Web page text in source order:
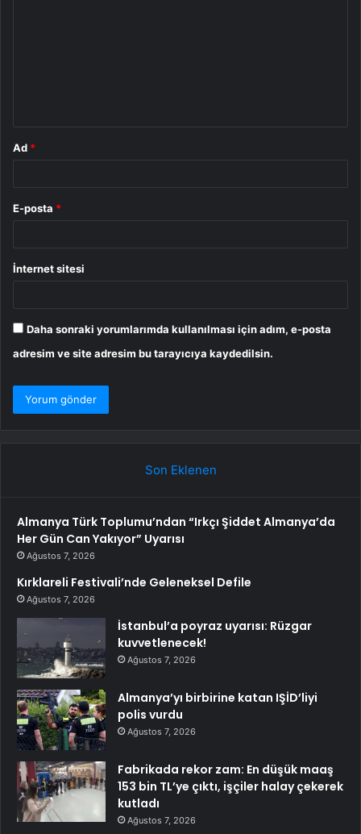
Ad *
E-posta *
İnternet sitesi
Daha sonraki yorumlarımda kullanılması için adım, e-posta
adresim ve site adresim bu tarayıcıya kaydedilsin.
Son Eklenen
Almanya Türk Toplumu’ndan “Irkçı Şiddet Almanya’da
Her Gün Can Yakıyor” Uyarısı
Ağustos 7, 2026
Kırklareli Festivali’nde Geleneksel Defile
Ağustos 7, 2026
İstanbul’a poyraz uyarısı: Rüzgar
kuvvetlenecek!
Ağustos 7, 2026
Almanya’yı birbirine katan IŞİD’liyi
polis vurdu
Ağustos 7, 2026
Fabrikada rekor zam: En düşük maaş
153 bin TL’ye çıktı, işçiler halay çekerek
kutladı
Ağustos 7, 2026